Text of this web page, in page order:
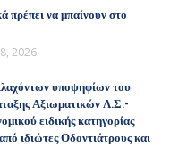
πρέπει να μπαίνουν στο
2026
υποψηφίων του
Αξιωματικών Λ.Σ.-
ειδικής κατηγορίας
ιδιώτες Οδοντιάτρους και